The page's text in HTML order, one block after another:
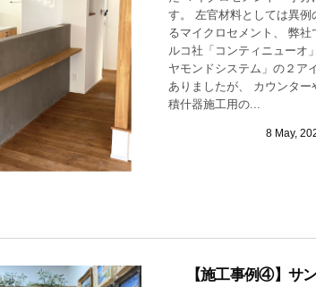
す。 左官材料としては異例
るマイクロセメント、 弊社
ルコ社「コンティニューオ
ヤモンドシステム」の２ア
ありましたが、 カウンター
積什器施工用の...
8 May,
【施工事例④】サ